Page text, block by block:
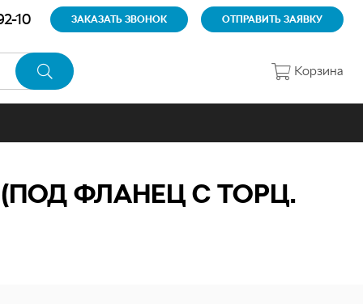
10 ЗАКАЗАТЬ ЗВОНОК ОТПРАВИТЬ ЗАЯВКУ
Корзина
ФЛАНЕЦ С ТОРЦ.